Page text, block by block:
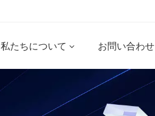
私たちについて お問い合わせ